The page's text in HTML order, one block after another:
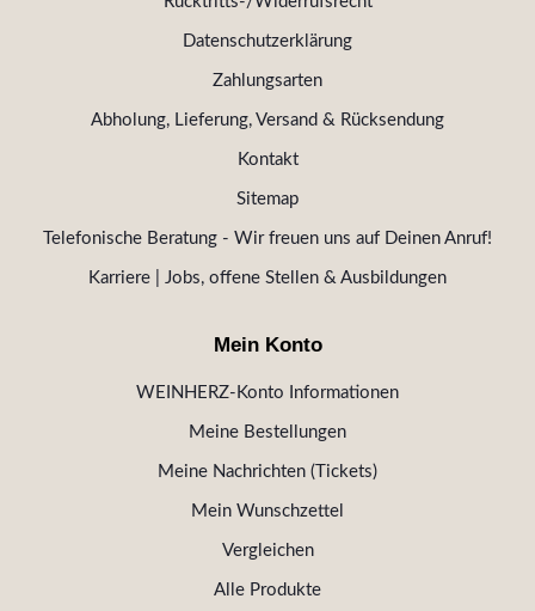
Datenschutzerklärung
Zahlungsarten
Abholung, Lieferung, Versand & Rücksendung
Kontakt
Sitemap
Telefonische Beratung - Wir freuen uns auf Deinen Anruf!
Karriere | Jobs, offene Stellen & Ausbildungen
Mein Konto
WEINHERZ-Konto Informationen
Meine Bestellungen
Meine Nachrichten (Tickets)
Mein Wunschzettel
Vergleichen
Alle Produkte